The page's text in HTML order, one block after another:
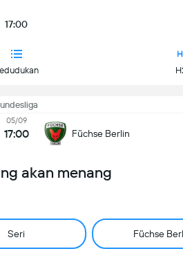
17:00
05/09
17:00 Füchse Berlin
akan menang
Seri Füchse